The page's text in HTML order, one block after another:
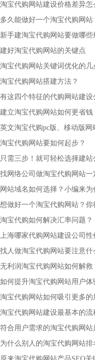
淘宝代购网站建设价格差异怎
多久能做好一个淘宝代购网站
新手建淘宝代购网站要做哪些
建好淘宝代购网站的关键点
淘宝代购网站关键词优化的几
淘宝代购网站搭建方法？
有这四个特征的代购网站建设
建立淘宝代购网站如何更省钱
英文淘宝代购pc版、移动版网
淘宝代购网站要如何起步？
只需三步！就可轻松选择建站
找网络公司做淘宝代购网站一
网站域名如何选择？小编来为
想做好一个淘宝代购网站？
淘宝代购如何解决汇率问题？
上海哪家代购网站建设公司性
找人做淘宝代购网站要注意什
无利润淘宝代购网站如何解救
如何提升淘宝代购网站用户体
淘宝代购网站如何吸引更多的
淘宝代购网站建设最基本的流
符合用户需求的淘宝代购网站
为什么别人的淘宝代购网站